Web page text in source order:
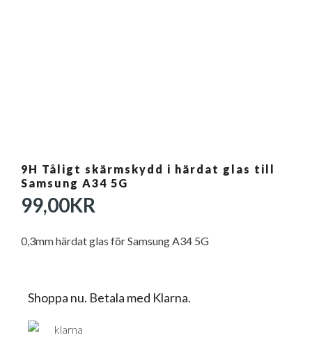
9H Tåligt skärmskydd i härdat glas till
Samsung A34 5G
99,00KR
0,3mm härdat glas för Samsung A34 5G
Shoppa nu. Betala med Klarna.